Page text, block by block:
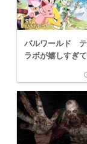
パルワールド テ
ラボが嬉しすぎ